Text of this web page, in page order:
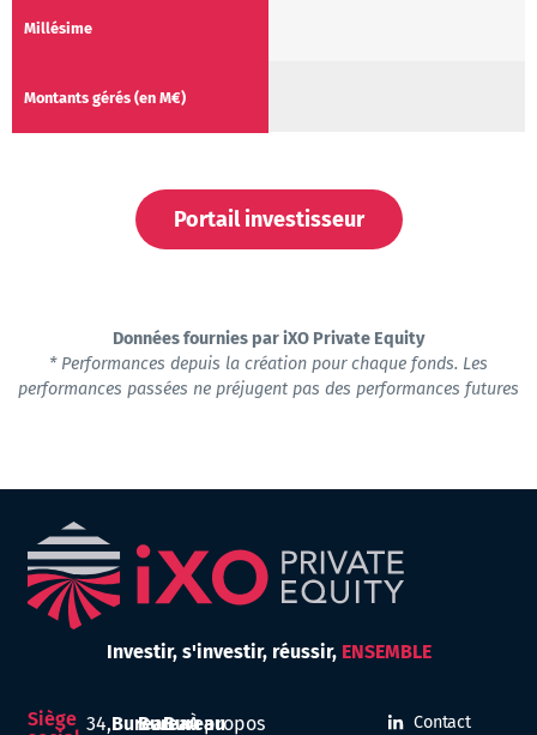
2003
86.0 M€
Portail investisseur
Données fournies par iXO Private Equity
* Performances depuis la création pour chaque fonds. Les
performances passées ne préjugent pas des performances futures
Investir,s'investir,réussir, ENSEMBLE
Siège 34,Bureau
Bureau
Bureau
À propos Contact